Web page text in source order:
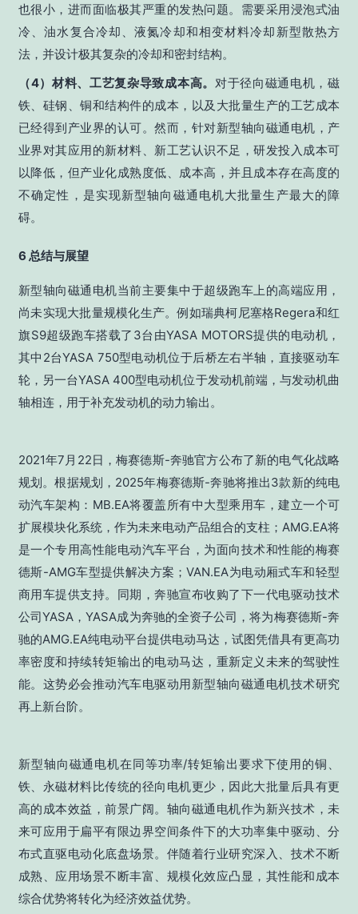
也很小，进而面临极其严重的发热问题。需要采用浸泡式油
冷、油水复合冷却、液氮冷却和相变材料冷却新型散热方
法，并设计极其复杂的冷却和密封结构。
（4）材料、工艺复杂导致成本高。 对于径向磁通电机，磁
铁、硅钢、铜和结构件的成本，以及大批量生产的工艺成本
已经得到产业界的认可。然而，针对新型轴向磁通电机，产
业界对其应用的新材料、新工艺认识不足，研发投入成本可
以降低，但产业化成熟度低、成本高，并且成本存在高度的
不确定性，是实现新型轴向磁通电机大批量生产最大的障
碍。
6 总结与展望
新型轴向磁通电机当前主要集中于超级跑车上的高端应用，
尚未实现大批量规模化生产。例如瑞典柯尼塞格Regera和红
旗S9超级跑车搭载了3台由YASA MOTORS提供的电动机，
其中2台YASA 750型电动机位于后桥左右半轴，直接驱动车
轮，另一台YASA 400型电动机位于发动机前端，与发动机曲
轴相连，用于补充发动机的动力输出。
2021年7月22日，梅赛德斯-奔驰官方公布了新的电气化战略
规划。根据规划，2025年梅赛德斯-奔驰将推出3款新的纯电
动汽车架构：MB.EA将覆盖所有中大型乘用车，建立一个可
扩展模块化系统，作为未来电动产品组合的支柱；AMG.EA将
是一个专用高性能电动汽车平台，为面向技术和性能的梅赛
德斯-AMG车型提供解决方案；VAN.EA为电动厢式车和轻型
商用车提供支持。同期，奔驰宣布收购了下一代电驱动技术
公司YASA，YASA成为奔驰的全资子公司，将为梅赛德斯-奔
驰的AMG.EA纯电动平台提供电动马达，试图凭借具有更高功
率密度和持续转矩输出的电动马达，重新定义未来的驾驶性
能。这势必会推动汽车电驱动用新型轴向磁通电机技术研究
再上新台阶。
新型轴向磁通电机在同等功率/转矩输出要求下使用的铜、
铁、永磁材料比传统的径向电机更少，因此大批量后具有更
高的成本效益，前景广阔。轴向磁通电机作为新兴技术，未
来可应用于扁平有限边界空间条件下的大功率集中驱动、分
布式直驱电动化底盘场景。伴随着行业研究深入、技术不断
成熟、应用场景不断丰富、规模化效应凸显，其性能和成本
综合优势将转化为经济效益优势。